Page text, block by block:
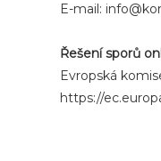
E-mail:
Řešení sporů
Evropská
https://